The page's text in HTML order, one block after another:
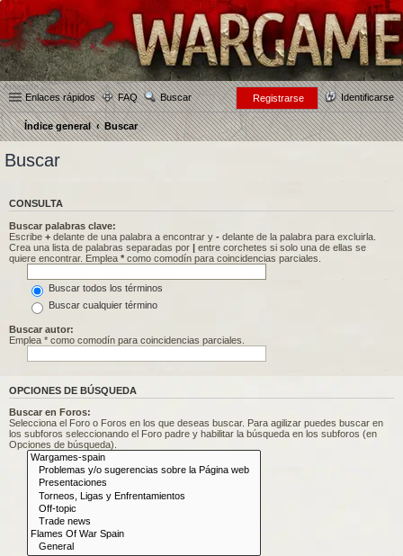
Enlaces rápidos FAQ Buscar Identificarse
Registrarse
Índice general Buscar
Buscar
CONSULTA
Buscar palabras clave:
Escribe + delante de una palabra a encontrar y - delante de la palabra para excluirla.
Crea una lista de palabras separadas por | entre corchetes si solo una de ellas se
quiere encontrar. Emplea * como comodín para coincidencias parciales.
Buscar todos los términos
Buscar cualquier término
Buscar autor:
Emplea * como comodín para coincidencias parciales.
OPCIONES DE BÚSQUEDA
Buscar en Foros:
Selecciona el Foro o Foros en los que deseas buscar. Para agilizar puedes buscar en
los subforos seleccionando el Foro padre y habilitar la búsqueda en los subforos (en
Opciones de búsqueda).